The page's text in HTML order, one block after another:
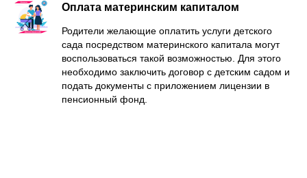
Оплата материнским капиталом
Родители желающие оплатить услуги детского
сада посредством материнского капитала могут
воспользоваться такой возможностью. Для этого
необходимо заключить договор с детским садом и
подать документы с приложением лицензии в
пенсионный фонд.